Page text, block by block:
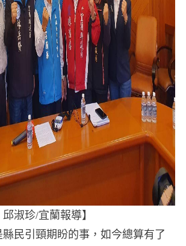
淑珍/宜蘭報導】
民引頸期盼的事，如今總算有了